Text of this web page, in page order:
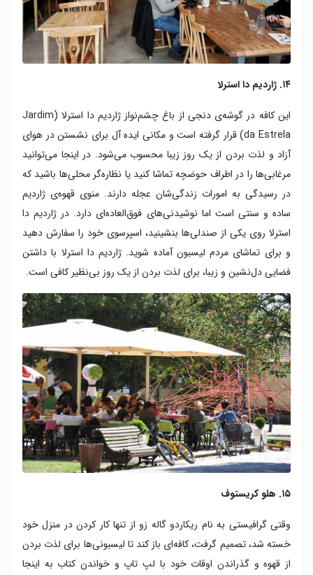
۱۴. ژاردیم دا استرلا
این کافه در گوشه‌ی دنجی از باغ چشم‌نواز ژاردیم دا استرلا (Jardim
da Estrela) قرار گرفته است و مکانی ایده آل برای نشستن در هوای
آزاد و لذت بردن از یک روز زیبا محسوب می‌شود. در اینجا می‌توانید
مرغابی‌ها را در اطراف حوضچه تماشا کنید یا نظاره‌گر محلی‌ها باشید که
در رسیدگی به امورات زندگی‌شان عجله دارند. منوی قهوه‌‌ی ژاردیم
ساده و سنتی است اما نوشیدنی‌های فوق‌العاده‌ای دارد. در ژاردیم دا
استرلا روی یکی از صندلی‌ها بنشینید، اسپرسوی خود را سفارش دهید
و برای تماشای مردم لیسبون آماده شوید. ژاردیم دا استرلا با داشتن
فضایی دل‌نشین و زیبا، برای لذت بردن از یک روز بی‌نظیر کافی است.
۱۵. هلو کریستوف
وقتی گرافیستی به نام ریکاردو گاله زو از تنها کار کردن در منزل خود
خسته شد، تصمیم گرفت، کافه‌ای باز کند تا لیسبونی‌ها برای لذت بردن
از قهوه و گذراندن اوقات خود با لپ تاپ و خواندن کتاب به اینجا